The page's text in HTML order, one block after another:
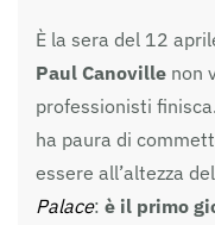
È la sera del 12
Paul Canoville non
professionisti
ha paura di
essere all’altezza
Palace: è il primo